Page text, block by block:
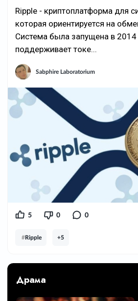
Ripple - криптоплатформа для
которая ориентируется на
Система была запущена в 2014
поддерживает токе...
Sabphire Laboratorium
5 0 0
#Ripple +5
Драма